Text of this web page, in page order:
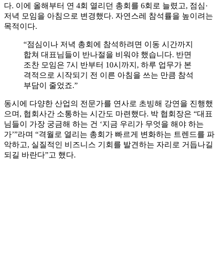
다. 이에 올해부터 연 4회 열리던 총회를 6회로 늘렸고, 점심·
저녁 모임을 아침으로 변경했다. 자연스레 참석률을 높이려는
목적이다.
“점심이나 저녁 총회에 참석하려면 이동 시간까지
합쳐 대표님들이 반나절을 비워야 했습니다. 반면
조찬 모임은 7시 반부터 10시까지, 하루 업무가 본
격적으로 시작되기 전 이른 아침을 쓰는 만큼 참석
부담이 줄었죠.”
동시에 다양한 산업의 전문가를 연사로 초빙해 강연을 진행했
으며, 협회사간 소통하는 시간도 마련했다. 박 협회장은 “대표
님들이 가장 궁금해 하는 건 ‘지금 우리가 무엇을 해야 하는
가’”라며 “격월로 열리는 총회가 빠르게 변화하는 트렌드를 파
악하고, 실질적인 비즈니스 기회를 발견하는 자리로 거듭나길
되길 바란다”고 했다.